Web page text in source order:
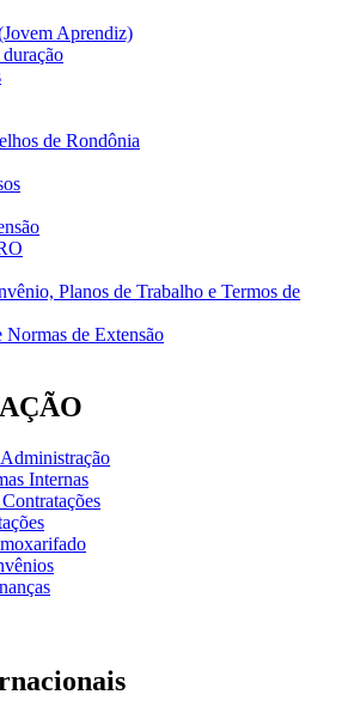
Aprendiz)
de Rondônia
Planos de Trabalho e Termos de
Normas de Extensão
Internas